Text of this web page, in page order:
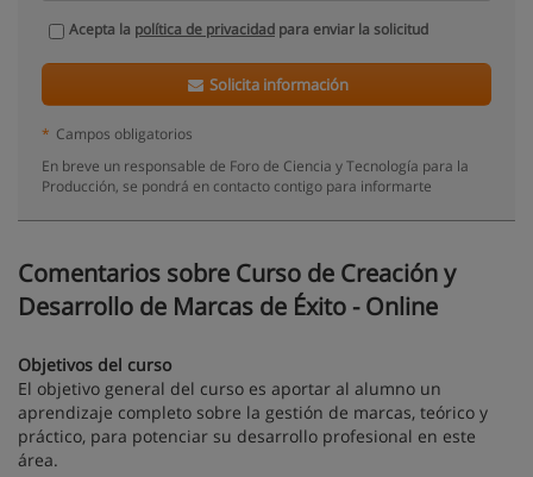
Acepta la política de privacidad para enviar la solicitud
Solicita información
* Campos obligatorios
En breve un responsable de Foro de Ciencia y Tecnología para la
Producción, se pondrá en contacto contigo para informarte
Comentarios sobre Curso de Creación y
Desarrollo de Marcas de Éxito - Online
Objetivos del curso
El objetivo general del curso es aportar al alumno un
aprendizaje completo sobre la gestión de marcas, teórico y
práctico, para potenciar su desarrollo profesional en este
área.